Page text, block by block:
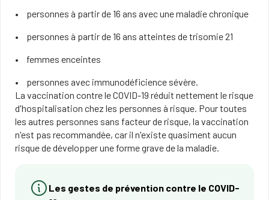
personnes à partir de 16 ans avec une maladie chronique
personnes à partir de 16 ans atteintes de trisomie 21
femmes enceintes​​​
personnes avec immunodéficience sévère.
​La vaccination contre le COVID-19 réduit ​nettement le risque
d​​​'hospitalisation chez les personnes à risque. Pour toutes
les autres personnes sans facteur de risque, la vaccination
n'est pas recommandée, car il n'existe quasiment aucun
risque de développer une forme grave de la maladie.
Les gestes de prévention contre le COVID-